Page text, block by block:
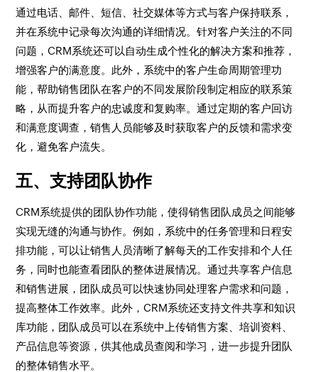
通过电话、邮件、短信、社交媒体等方式与客户保持联系，
并在系统中记录每次沟通的详细情况。针对客户关注的不同
问题，CRM系统还可以自动生成个性化的解决方案和推荐，
增强客户的满意度。此外，系统中的客户生命周期管理功
能，帮助销售团队在客户的不同发展阶段制定相应的联系策
略，从而提升客户的忠诚度和复购率。通过定期的客户回访
和满意度调查，销售人员能够及时获取客户的反馈和需求变
化，避免客户流失。
五、支持团队协作
CRM系统提供的团队协作功能，使得销售团队成员之间能够
实现无缝的沟通与协作。例如，系统中的任务管理和日程安
排功能，可以让销售人员清晰了解每天的工作安排和个人任
务，同时也能查看团队的整体进展情况。通过共享客户信息
和销售进展，团队成员可以快速协同处理客户需求和问题，
提高整体工作效率。此外，CRM系统还支持文件共享和知识
库功能，团队成员可以在系统中上传销售方案、培训资料、
产品信息等资源，供其他成员查阅和学习，进一步提升团队
的整体销售水平。